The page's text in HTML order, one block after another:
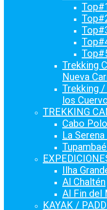
Trekking
Nueva
Trekking
los
TREKKING
Cabo
La
Ilha
Al Chaltén
Al Fin del
KAYAK /